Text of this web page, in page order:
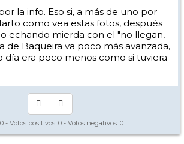
la info. Eso si, a más de uno por
como vea estas fotos, después
echando mierda con el "no llegan,
de Baqueira va poco más avanzada,
día era poco menos como si tuviera
0 - Votos positivos: 0 - Votos negativos: 0